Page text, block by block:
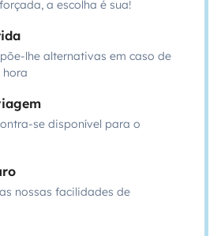
a escolha é sua!
lhe alternativas em caso de
hora
se disponível para o
nossas facilidades de